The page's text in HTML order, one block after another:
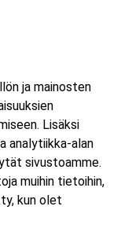
ja mainosten
Lisäksi
analytiikka-alan
sivustoamme.
muihin tietoihin,
kun olet